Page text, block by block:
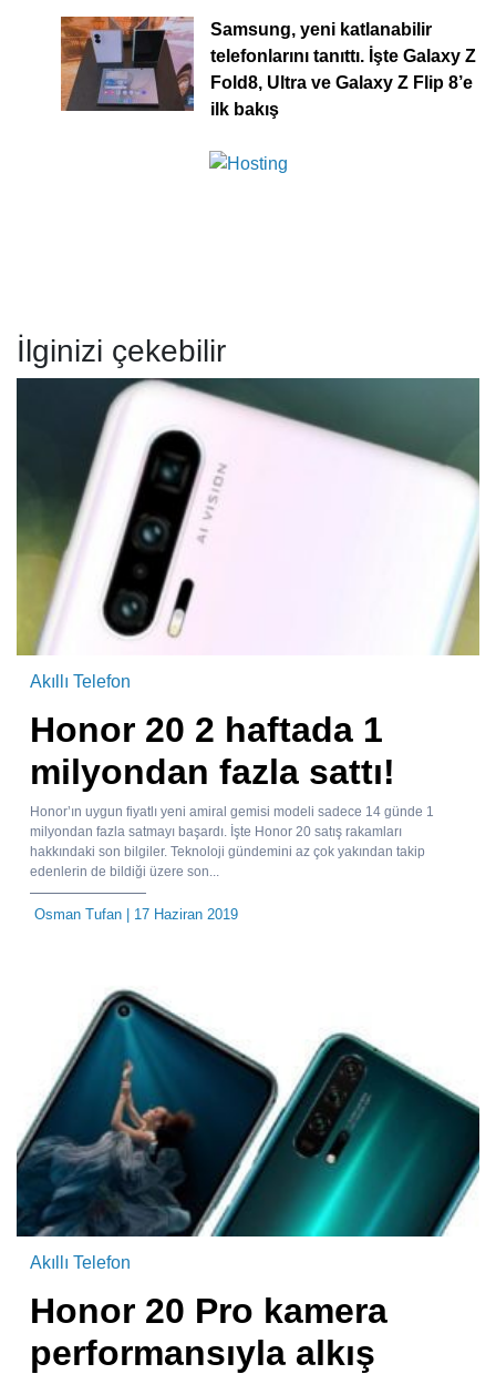
Samsung, yeni katlanabilir
telefonlarını tanıttı. İşte Galaxy Z
Fold8, Ultra ve Galaxy Z Flip 8’e
ilk bakış
İlginizi çekebilir
Akıllı Telefon
Honor 20 2 haftada 1
milyondan fazla sattı!
Honor’ın uygun fiyatlı yeni amiral gemisi modeli sadece 14 günde 1
milyondan fazla satmayı başardı. İşte Honor 20 satış rakamları
hakkındaki son bilgiler. Teknoloji gündemini az çok yakından takip
edenlerin de bildiği üzere son...
Osman Tufan | 17 Haziran 2019
Akıllı Telefon
Honor 20 Pro kamera
performansıyla alkış